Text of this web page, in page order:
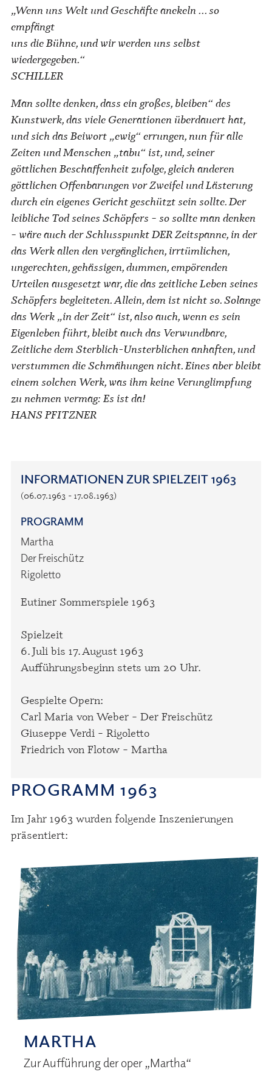
„Wenn uns Welt und Geschäfte anekeln ... so
empfängt
uns die Bühne, und wir werden uns selbst
wiedergegeben.“
SCHILLER
Man sollte denken, dass ein großes, bleiben“ des
Kunstwerk, das viele Generationen überdauert hat,
und sich das Beiwort „ewig“ errungen, nun für alle
Zeiten und Menschen „tabu“ ist, und, seiner
göttlichen Beschaffenheit zufolge, gleich anderen
göttlichen Offenbarungen vor Zweifel und Lästerung
durch ein eigenes Gericht geschützt sein sollte. Der
leibliche Tod seines Schöpfers – so sollte man denken
– wäre auch der Schlusspunkt DER Zeitspanne, in der
das Werk allen den vergänglichen, irrtümlichen,
ungerechten, gehässigen, dummen, empörenden
Urteilen ausgesetzt war, die das zeitliche Leben seines
Schöpfers begleiteten. Allein, dem ist nicht so. Solange
das Werk „in der Zeit“ ist, also auch, wenn es sein
Eigenleben führt, bleibt auch das Verwundbare,
Zeitliche dem Sterblich-Unsterblichen anhaften, und
verstummen die Schmähungen nicht. Eines aber bleibt
einem solchen Werk, was ihm keine Verunglimpfung
zu nehmen vermag: Es ist da!
HANS PFITZNER
INFORMATIONEN ZUR SPIELZEIT 1963
(06.07.1963 - 17.08.1963)
PROGRAMM
Martha
Der Freischütz
Rigoletto
Eutiner Sommerspiele 1963
Spielzeit
6. Juli bis 17. August 1963
Aufführungsbeginn stets um 20 Uhr.
Gespielte Opern:
Carl Maria von Weber – Der Freischütz
Giuseppe Verdi – Rigoletto
Friedrich von Flotow – Martha
PROGRAMM 1963
Im Jahr 1963 wurden folgende Inszenierungen
präsentiert:
MARTHA
Zur Aufführung der oper „Martha“